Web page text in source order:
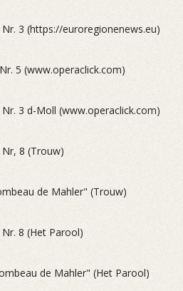
3 (https://euroregionenews.eu)
5 (www.operaclick.com)
3 d-Moll (www.operaclick.com)
8 (Trouw)
de Mahler" (Trouw)
8 (Het Parool)
de Mahler" (Het Parool)